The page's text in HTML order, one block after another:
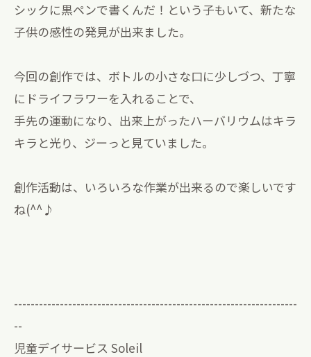
シックに黒ペンで書くんだ！という子もいて、新たな
子供の感性の発見が出来ました。
今回の創作では、ボトルの小さな口に少しづつ、丁寧
にドライフラワーを入れることで、
手先の運動になり、出来上がったハーバリウムはキラ
キラと光り、ジーっと見ていました。
創作活動は、いろいろな作業が出来るので楽しいです
ね(^^♪
--------------------------------------------------------------------
--
児童デイサービス Soleil